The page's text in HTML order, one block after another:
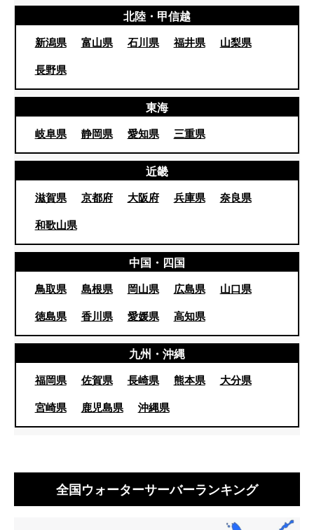
北陸・甲信越
新潟県 富山県 石川県 福井県
山梨県
長野県
東海
岐阜県 静岡県 愛知県 三重県
近畿
滋賀県 京都府 大阪府 兵庫県
奈良県
和歌山県
中国・四国
鳥取県 島根県 岡山県 広島県
山口県
徳島県
香川県 愛媛県 高知県
九州・沖縄
福岡県 佐賀県 長崎県 熊本県
大分県
宮崎県
鹿児島県 沖縄県
全国ウォーターサーバーランキング